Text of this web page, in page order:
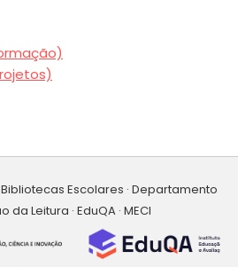
Escolares · Departamento
Leitura · EduQA · MECI